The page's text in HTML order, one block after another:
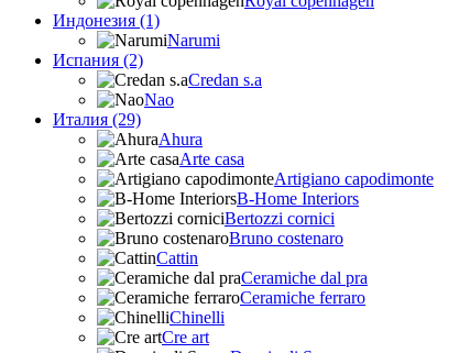
Индонезия (1)
Narumi
Испания (2)
Credan s.a
Nao
Италия (29)
Ahura
Arte casa
Artigiano capodimonte
B-Home Interiors
Bertozzi cornici
Bruno costenaro
Cattin
Ceramiche dal pra
Ceramiche ferraro
Chinelli
Cre art